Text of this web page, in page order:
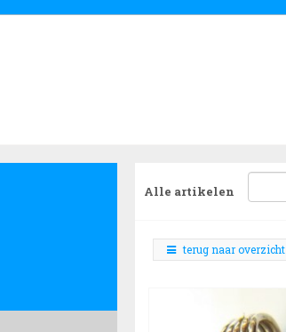
Alle artikelen
terug naar overzicht